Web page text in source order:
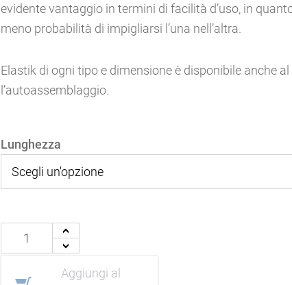
evidente vantaggio in termini di facilità d’uso, in
meno probabilità di impigliarsi l’una nell’altra.
Elastik di ogni tipo e dimensione è disponibile anche
l’autoassemblaggio.
Lunghezza
Elastik
di
+
-
Aggiungi al